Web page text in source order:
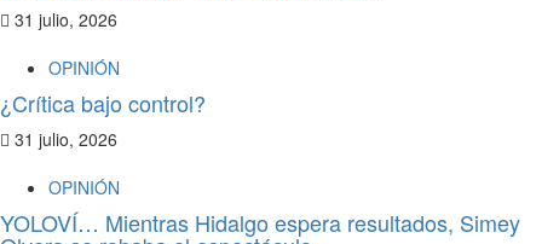
31 julio, 2026
OPINIÓN
¿Crítica bajo control?
31 julio, 2026
OPINIÓN
YOLOVÍ… Mientras Hidalgo espera resultados, Simey